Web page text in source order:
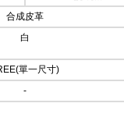
合成皮革
白
單一尺寸)
-